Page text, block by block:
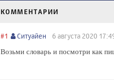
КОММЕНТАРИИ
#1 Ситуайен 6 августа 2020
Возьми словарь и посмотри как